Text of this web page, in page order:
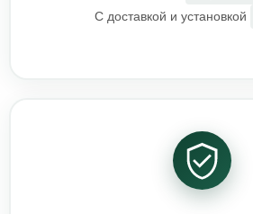
С доставкой и установкой